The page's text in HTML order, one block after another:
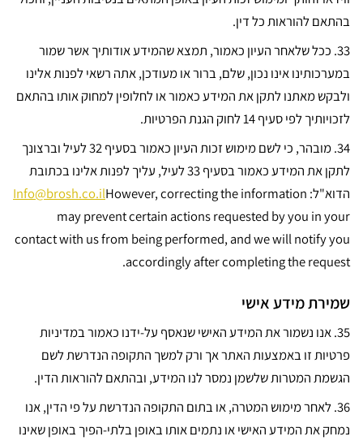
בהתאם להוראות כל דין.
33. ככל שלאחר העיון כאמור, תמצא שהמידע אודותיך אשר שמור
במערכותינו אינו נכון, שלם, ברור או מעודכן, אתה רשאי לפנות אלינו
ולבקש מאתנו לתקן את המידע כאמור או לחלופין למחוק אותו בהתאם
לזכויותיך לפי סעיף 14 לחוק הגנת הפרטיות.
34.
מובהר, כי לשם מימוש זכות העיון כאמור בסעיף 32 לעיל וברצונך
לתקן את המידע כאמור בסעיף 33 לעיל, עליך לפנות אלינו בכתובת
הדוא"ל:
Info@brosh.co.ilHowever, correcting the information
may prevent certain actions requested by you in your
contact with us from being performed, and we will notify you
accordingly after completing the request.
שמירת מידע אישי
35. אנו נשמור את המידע האישי שנאסף על-ידנו כאמור במדיניות
פרטיות זו באמצעות האתר אך ורק למשך התקופה הנדרשת לשם
הגשמת המטרות שלשמן נמסר לנו המידע, ובהתאם להוראות הדין.
36. לאחר מימוש המטרה, או בתום התקופה הנדרשת על פי הדין, אנו
נמחק את המידע האישי או נתמים אותו באופן בלתי-הפיך באופן שאינו